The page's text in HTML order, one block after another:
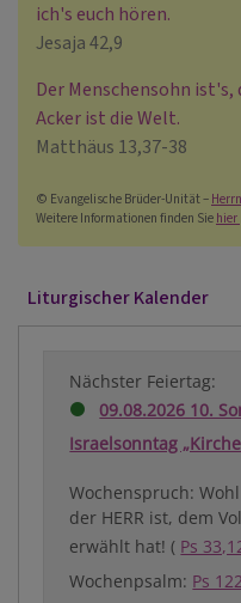
ich's euch hören.
Jesaja 42,9
Der Menschensohn ist's,
Acker ist die Welt.
Matthäus 13,37-38
© Evangelische Brüder-Unität –
Weitere Informationen finden Sie hier
Liturgischer Kalender
Nächster Feiertag:
09.08.2026 10.
Israelsonntag
Wochenspruch:
der HERR ist, dem
erwählt hat! ( Ps
Wochenpsalm: Ps 122